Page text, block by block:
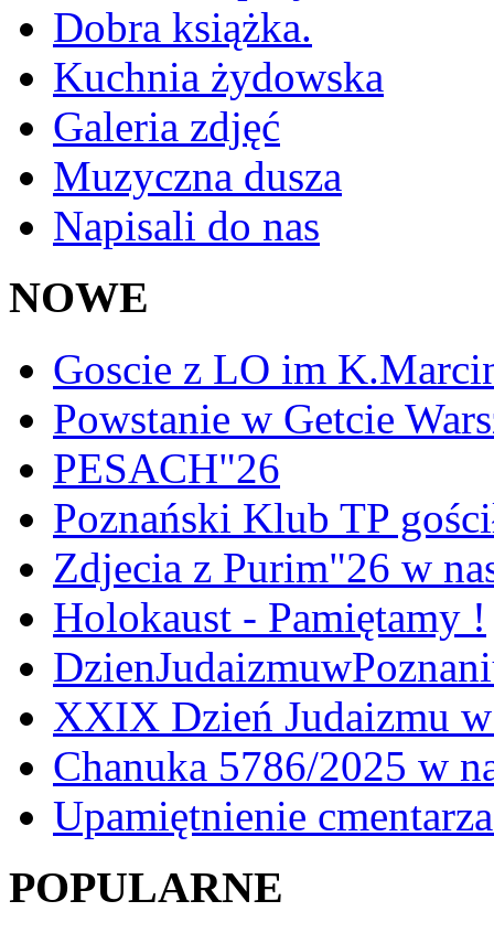
Dobra książka.
Kuchnia żydowska
Galeria zdjęć
Muzyczna dusza
Napisali do nas
NOWE
Goscie z LO im
Powstanie w Getcie
PESACH"26
Poznański Klub TP
Zdjecia z Purim"26 w
Holokaust - Pamiętamy !
XXIX Dzień Judaizmu
Chanuka 5786/2025 w
Upamiętnienie
POPULARNE